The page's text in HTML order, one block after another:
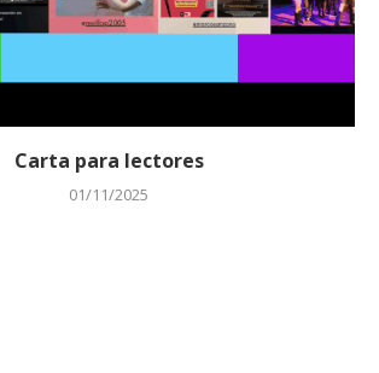
Carta para lectores
01/11/2025